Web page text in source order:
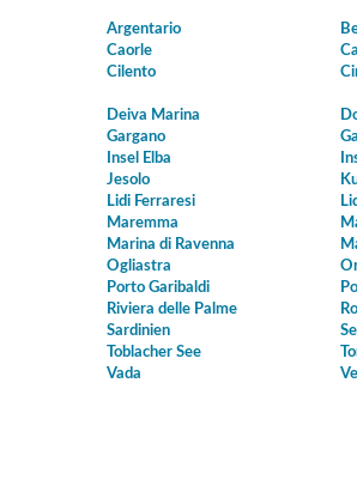
Argentario
Caorle
Cilento
Deiva Marina
Gargano
Insel Elba
Jesolo
Lidi Ferraresi
Maremma
Marina di Ravenna
Ogliastra
Porto Garibaldi
Riviera delle Palme
Sardinien
Toblacher See
Vada